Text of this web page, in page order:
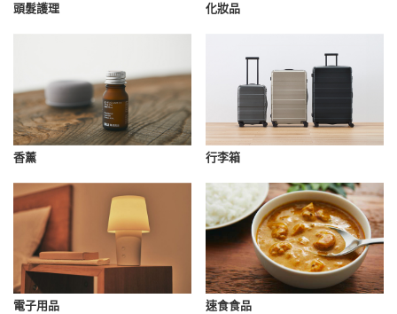
頭髮護理 化妝品
香薰 行李箱
電子用品 速食食品